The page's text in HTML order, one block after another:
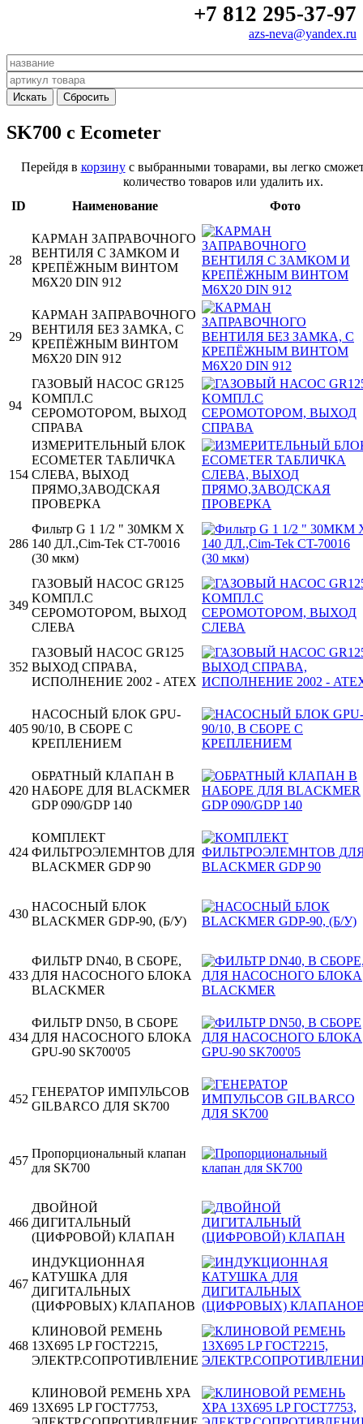
+7 812 295-37-97
azs-neva@yandex.ru
SK700 c Ecometer
Перейдя в корзинус выбранными товарами, вы легко
количество товаров или удалить их.
ID
Наименование Фото
28
КАРМАН ЗАПРАВОЧНОГО
ВЕНТИЛЯ С ЗАМКОМ И
КРЕПЁЖНЫМ ВИНТОМ
M6X20 DIN 912
29
КАРМАН ЗАПРАВОЧНОГО
ВЕНТИЛЯ БЕЗ ЗАМКА, С
КРЕПЁЖНЫМ ВИНТОМ
M6X20 DIN 912
94
ГАЗОВЫЙ НАСОС GR125
KОМПЛ.С
СЕРОМОТОРОМ, ВЫХОД
СПРАВА
154
ИЗМЕРИТЕЛЬНЫЙ БЛОК
ECOMETER ТАБЛИЧКА
СЛЕВА, ВЫХОД
ПРЯМО,ЗАВОДСКАЯ
ПРОВЕРКА
286
Фильтр G 1 1/2 " 30MКМ X
140 ДЛ.,Cim-Tek CT-70016
(30 мкм)
349
ГАЗОВЫЙ НАСОС GR125
KОМПЛ.С
СЕРОМОТОРОМ, ВЫХОД
СЛЕВА
352
ГАЗОВЫЙ НАСОС GR125
ВЫХОД СПРАВА,
ИСПОЛНЕНИЕ 2002 - ATEX
405
НАСОСНЫЙ БЛОК GPU-
90/10, В СБОРЕ С
КРЕПЛЕНИЕМ
420
ОБРАТНЫЙ КЛАПАН В
НАБОРЕ ДЛЯ BLACKMER
GDP 090/GDP 140
424
КОМПЛЕКТ
ФИЛЬТРОЭЛЕМНТОВ ДЛЯ
BLACKMER GDP 90
430
НАСОСНЫЙ БЛОК
BLACKMER GDP-90, (Б/У)
433
ФИЛЬТР DN40, В СБОРЕ,
ДЛЯ НАСОСНОГО БЛОКА
BLACKMER
434
ФИЛЬТР DN50, В СБОРЕ
ДЛЯ НАСОСНОГО БЛОКА
GPU-90 SK700'05
452
ГЕНЕРАТОР ИМПУЛЬСОВ
GILBARCO ДЛЯ SK700
457
Пропорциональный клапан
для SK700
466
ДВОЙНОЙ
ДИГИТАЛЬНЫЙ
(ЦИФРОВОЙ) КЛАПАН
467
ИНДУКЦИОННАЯ
КАТУШКА ДЛЯ
ДИГИТАЛЬНЫХ
(ЦИФРОВЫХ) КЛАПАНОВ
468
КЛИНОВОЙ РЕМЕНЬ
13X695 LP ГОСТ2215,
ЭЛЕКТР.СОПРОТИВЛЕНИЕ
469
КЛИНОВОЙ РЕМЕНЬ XPA
13X695 LP ГОСТ7753,